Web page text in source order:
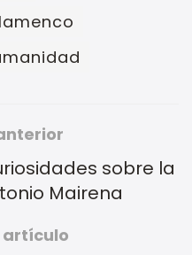
sobre la
Mairena
artículo